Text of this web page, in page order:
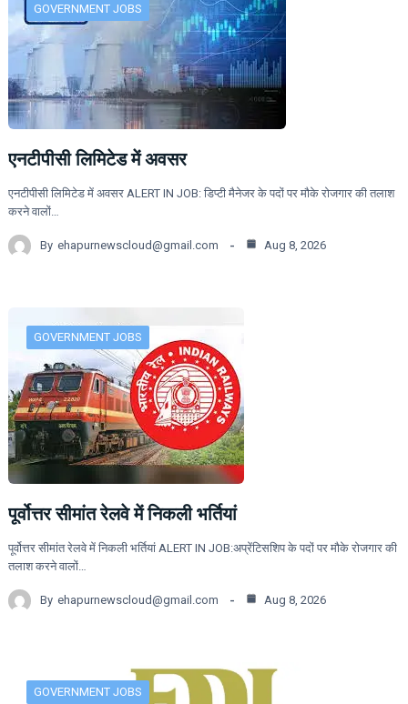
GOVERNMENT JOBS
एनटीपीसी लिमिटेड में अवसर
एनटीपीसी लिमिटेड में अवसर ALERT IN JOB: डिप्टी मैनेजर के पदों पर मौके रोजगार की तलाश
करने वालों…
By ehapurnewscloud@gmail.com Aug 8, 2026
GOVERNMENT JOBS
पूर्वोत्तर सीमांत रेलवे में निकली भर्तियां
पूर्वोत्तर सीमांत रेलवे में निकली भर्तियां ALERT IN JOB:अप्रेंटिसशिप के पदों पर मौके रोजगार की
तलाश करने वालों…
By ehapurnewscloud@gmail.com Aug 8, 2026
GOVERNMENT JOBS